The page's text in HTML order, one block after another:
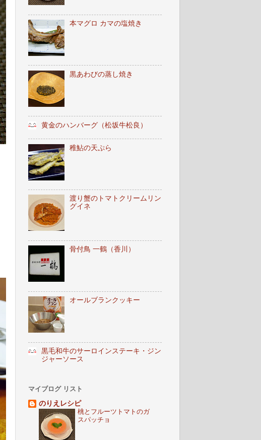
本マグロ カマの塩焼き
黒あわびの蒸し焼き
黄金のハンバーグ（松坂牛松良）
稚鮎の天ぷら
渡り蟹のトマトクリームリン
グイネ
骨付鳥 一鶴（香川）
オールブランクッキー
黒毛和牛のサーロインステーキ・ジン
ジャーソース
マイブログ リスト
のりえレシピ
桃とフルーツトマトのガ
スパッチョ